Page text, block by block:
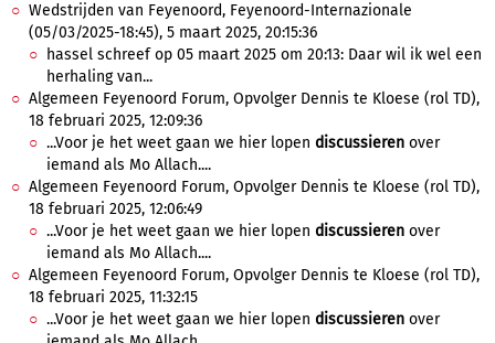
Wedstrijden van Feyenoord, Feyenoord-Internazionale
(05/03/2025-18:45), 5 maart 2025, 20:15:36
hassel schreef op 05 maart 2025 om 20:13: Daar wil ik wel een
herhaling van...
Algemeen Feyenoord Forum, Opvolger Dennis te Kloese (rol TD),
18 februari 2025, 12:09:36
...Voor je het weet gaan we hier lopen discussieren over
iemand als Mo Allach....
Algemeen Feyenoord Forum, Opvolger Dennis te Kloese (rol TD),
18 februari 2025, 12:06:49
...Voor je het weet gaan we hier lopen discussieren over
iemand als Mo Allach....
Algemeen Feyenoord Forum, Opvolger Dennis te Kloese (rol TD),
18 februari 2025, 11:32:15
...Voor je het weet gaan we hier lopen discussieren over